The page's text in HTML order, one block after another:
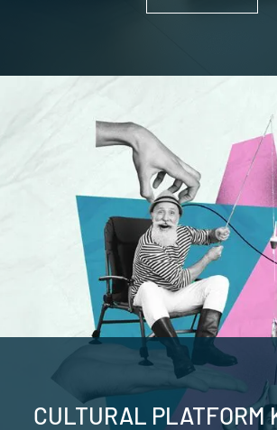
CULTURAL PLATFORM